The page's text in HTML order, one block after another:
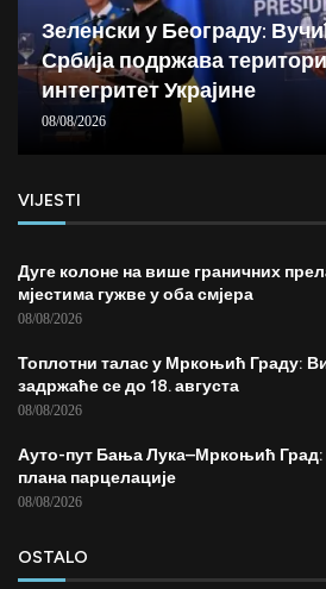
Зеленски у Београду:
Србија подржава
интегритет Украјине
08/08/2026
VIJESTI
Дуге колоне на више граничних
мјестима гужве у оба смјера
08/08/2026
Топлотни талас у Мркоњић Граду:
задржаће се до 18. августа
08/08/2026
Ауто-пут Бања Лука–Мркоњић Град:
плана парцелације
08/08/2026
OSTALO